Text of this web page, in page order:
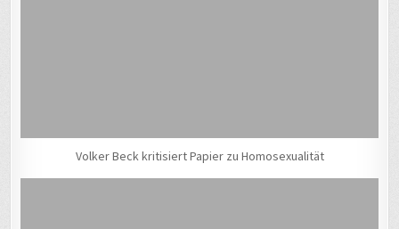
Volker Beck kritisiert Papier zu Homosexualität